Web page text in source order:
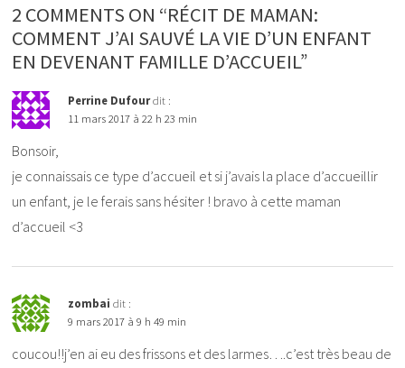
2 COMMENTS ON “RÉCIT DE MAMAN:
COMMENT J’AI SAUVÉ LA VIE D’UN ENFANT
EN DEVENANT FAMILLE D’ACCUEIL”
Perrine Dufourdit :
11 mars 2017 à 22 h 23 min
Bonsoir,
je connaissais ce type d’accueil et si j’avais la place d’accueillir
un enfant, je le ferais sans hésiter ! bravo à cette maman
d’accueil <3
zombai dit :
9 mars 2017 à 9 h 49 min
coucou!!j’en ai eu des frissons et des larmes….c’est très beau de